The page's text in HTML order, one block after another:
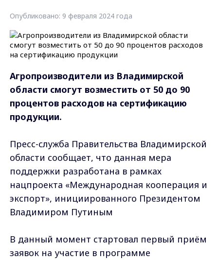
Опубликовано: 9 февраля 2024 года
Агропроизводители из Владимирской
области смогут возместить от 50 до 90
процентов расходов на сертификацию
продукции.
Пресс-служба Правительства Владимирской
области сообщает, что данная мера
поддержки разработана в рамках
нацпроекта «Международная кооперация и
экспорт», инициированного Президентом
Владимиром Путиным
В данный момент стартовал первый приём
заявок на участие в программе